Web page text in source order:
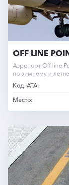
OFF LINE
Аэропорт Off line
по зимнему и
Код IATA:
Место: